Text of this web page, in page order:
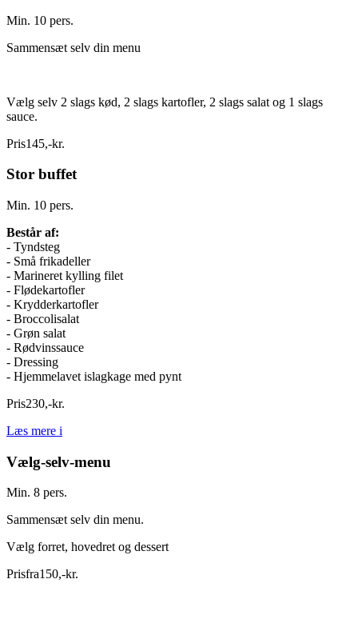
Min. 10 pers.
Sammensæt selv din menu
Vælg selv 2 slags kød, 2 slags kartofler, 2 slags salat og 1 slags
sauce.
Pris145,-kr.
Stor buffet
Min. 10 pers.
Består af:
- Tyndsteg
- Små frikadeller
- Marineret kylling filet
- Flødekartofler
- Krydderkartofler
- Broccolisalat
- Grøn salat
- Rødvinssauce
- Dressing
- Hjemmelavet islagkage med pynt
Pris230,-kr.
Læs mere i
Vælg-selv-menu
Min. 8 pers.
Sammensæt selv din menu.
Vælg forret, hovedret og dessert
Prisfra150,-kr.